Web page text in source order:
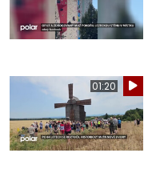
01:20